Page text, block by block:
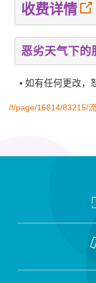
收费详情
恶劣天气下的
• 如有任何更改，
/f/page/16814/83215/